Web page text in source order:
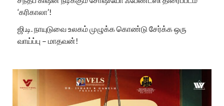
‘கரிகாலா’!
ஜி.டி. நாயுடுவை உலகம் முழுக்க கொண்டு சேர்க்க ஒரு
வாய்ப்பு – மாதவன்!